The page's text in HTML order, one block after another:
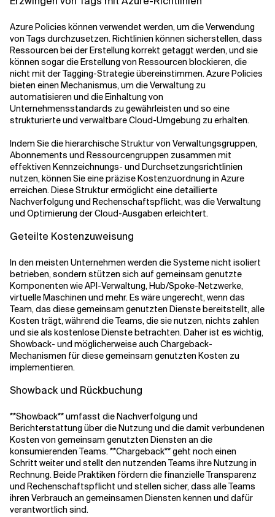
Azure Policies können verwendet werden, um die Verwendung
von Tags durchzusetzen. Richtlinien können sicherstellen, dass
Ressourcen bei der Erstellung korrekt getaggt werden, und sie
können sogar die Erstellung von Ressourcen blockieren, die
nicht mit der Tagging-Strategie übereinstimmen. Azure Policies
bieten einen Mechanismus, um die Verwaltung zu
automatisieren und die Einhaltung von
Unternehmensstandards zu gewährleisten und so eine
strukturierte und verwaltbare Cloud-Umgebung zu erhalten.
Indem Sie die hierarchische Struktur von Verwaltungsgruppen,
Abonnements und Ressourcengruppen zusammen mit
effektiven Kennzeichnungs- und Durchsetzungsrichtlinien
nutzen, können Sie eine präzise Kostenzuordnung in Azure
erreichen. Diese Struktur ermöglicht eine detaillierte
Nachverfolgung und Rechenschaftspflicht, was die Verwaltung
und Optimierung der Cloud-Ausgaben erleichtert.
Geteilte Kostenzuweisung
In den meisten Unternehmen werden die Systeme nicht isoliert
betrieben, sondern stützen sich auf gemeinsam genutzte
Komponenten wie API-Verwaltung, Hub/Spoke-Netzwerke,
virtuelle Maschinen und mehr. Es wäre ungerecht, wenn das
Team, das diese gemeinsam genutzten Dienste bereitstellt, alle
Kosten trägt, während die Teams, die sie nutzen, nichts zahlen
und sie als kostenlose Dienste betrachten. Daher ist es wichtig,
Showback- und möglicherweise auch Chargeback-
Mechanismen für diese gemeinsam genutzten Kosten zu
implementieren.
Showback und Rückbuchung
**Showback**umfasst die Nachverfolgung und
Berichterstattung über die Nutzung und die damit verbundenen
Kosten von gemeinsam genutzten Diensten an die
konsumierenden Teams.**Chargeback**geht noch einen
Schritt weiter und stellt den nutzenden Teams ihre Nutzung in
Rechnung. Beide Praktiken fördern die finanzielle Transparenz
und Rechenschaftspflicht und stellen sicher, dass alle Teams
ihren Verbrauch an gemeinsamen Diensten kennen und dafür
verantwortlich sind.